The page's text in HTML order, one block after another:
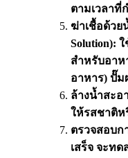
ตามเวลาที่
ฆ่าเชื้อด้วย
Solution): ใ
สำหรับอาห
อาหาร) ปั๊ม
ล้างน้ำสะอ
ให้รสชาติห
ตรวจสอบก
เสร็จ จะท